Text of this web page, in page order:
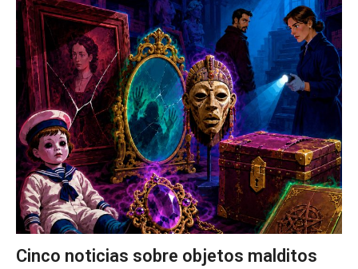
Cinco noticias sobre objetos malditos